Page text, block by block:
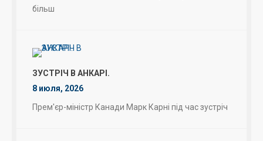
більш
ЗУСТРІЧ В АНКАРІ.
8 июля, 2026
Прем'єр-міністр Канади Марк Карні під час зустріч